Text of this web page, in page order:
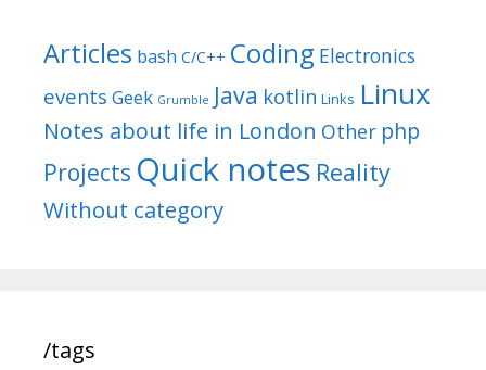
Articles bash C/C++ Coding Electronics
events Geek Grumble Java kotlin Links Linux
Notes about life in London Other php
Projects Quick notes Reality
Without category
/tags